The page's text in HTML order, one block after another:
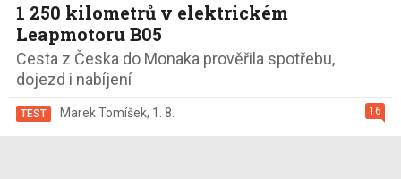
1 250 kilometrů v elektrickém
Leapmotoru B05
Cesta z Česka do Monaka prověřila spotřebu,
dojezd i nabíjení
16
TEST Marek Tomíšek, 1. 8.